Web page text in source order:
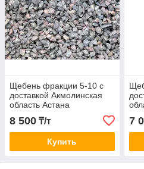
Щебень фракции 5-10 с
доставкой Акмолинская
область Астана
8 500 ₸/т
Купить
7